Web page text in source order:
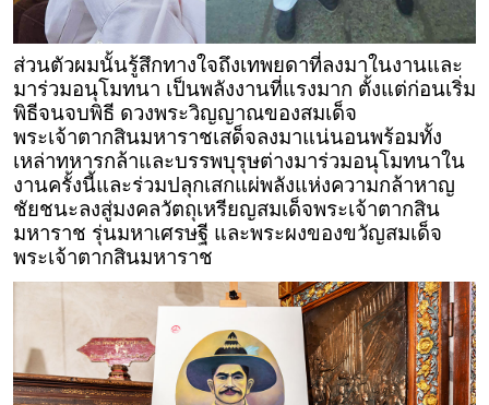
ส่วนตัวผมนั้นรู้สึกทางใจถึงเทพยดาที่ลงมาในงานและ
มาร่วมอนุโมทนา เป็นพลังงานที่แรงมาก ตั้งแต่ก่อนเริ่ม
พิธีจนจบพิธี ดวงพระวิญญาณของสมเด็จ
พระเจ้าตากสินมหาราชเสด็จลงมาแน่นอนพร้อมทั้ง
เหล่าทหารกล้าและบรรพบุรุษต่างมาร่วมอนุโมทนาใน
งานครั้งนี้และร่วมปลุกเสกแผ่พลังแห่งความกล้าหาญ
ชัยชนะลงสู่มงคลวัตถุเหรียญสมเด็จพระเจ้าตากสิน
มหาราช รุ่นมหาเศรษฐี และพระผงของขวัญสมเด็จ
พระเจ้าตากสินมหาราช